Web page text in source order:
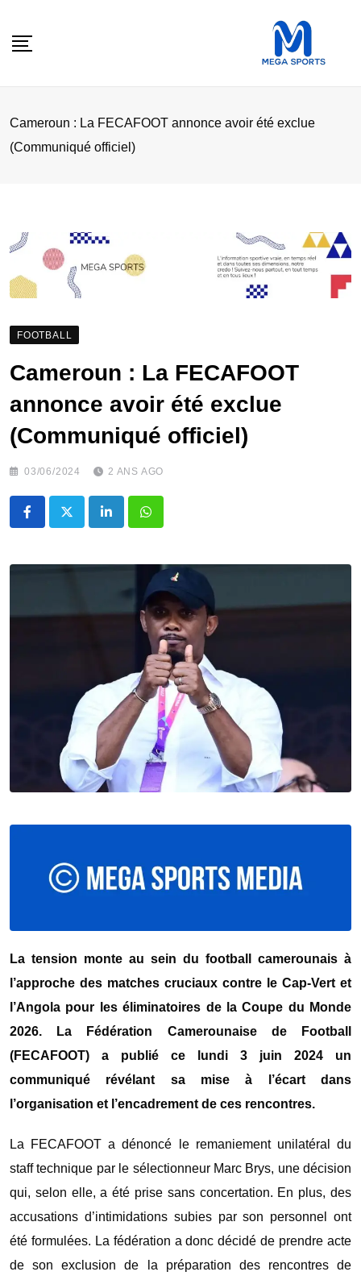
Cameroun : La FECAFOOT annonce avoir été exclue
(Communiqué officiel)
FOOTBALL
Cameroun : La FECAFOOT
annonce avoir été exclue
(Communiqué officiel)
03/06/2024 2 ANS AGO
LinkedInWhatsapp
La tension monte au sein du football camerounais à
l’approche des matches cruciaux contre le Cap-Vert et
l’Angola pour les éliminatoires de la Coupe du Monde
2026. La Fédération Camerounaise de Football
(FECAFOOT) a publié ce lundi 3 juin 2024 un
communiqué révélant sa mise à l’écart dans
l’organisation et l’encadrement de ces rencontres.
La FECAFOOT a dénoncé le remaniement unilatéral du
staff technique par le sélectionneur Marc Brys, une décision
qui, selon elle, a été prise sans concertation. En plus, des
accusations d’intimidations subies par son personnel ont
été formulées. La fédération a donc décidé de prendre acte
de son exclusion de la préparation des rencontres de